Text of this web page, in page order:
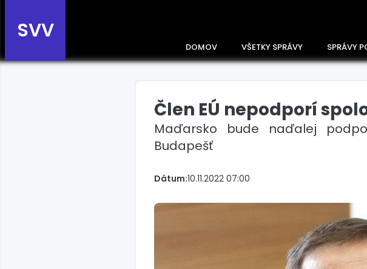
SVV
DOMOV VŠETKY SPRÁVY SPRÁVY
Slovensko
Člen EÚ nepodporí
Maďarsko bude naďalej
Budapešť
Dátum:10.11.2022 07:00